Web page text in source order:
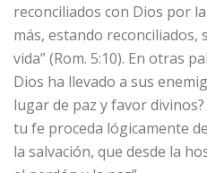
reconciliados con Dios por
más, estando reconciliados,
vida” (Rom. 5:10). En otras
Dios ha llevado a sus
lugar de paz y favor
tu fe proceda lógicamente
la salvación, que desde la